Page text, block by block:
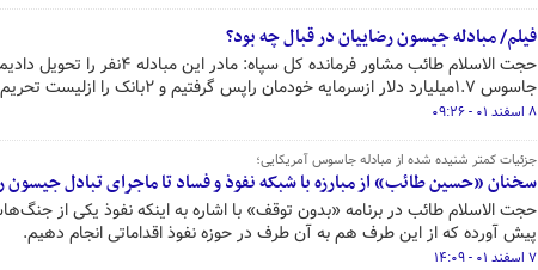
فیلم/ مبادله جیسون رضاییان در قبال چه بود؟
جاسوس ۱.۷میلیارد دلار ازسرمایه خودمان راپس گرفتیم و ۲بانک را ازلیست تحریم‌ها خارج کردیم.
۸ اسفند ۰۱ - ۰۹:۲۶
جزئیات کمتر شنیده شده از مبادله جاسوس آمریکایی؛
سخنان «حسین طائب» از مبارزه با شبکه نفوذ و فساد تا ماجرای تبادل جیسون
حجت الاسلام طائب در برنامه «بدون توقف» با اشاره به اینکه نفوذ یکی از
پیش آورده که از این طرف هم به آن طرف در حوزه نفوذ اقداماتی انجام دهیم.
۷ اسفند ۰۱ - ۱۴:۰۹